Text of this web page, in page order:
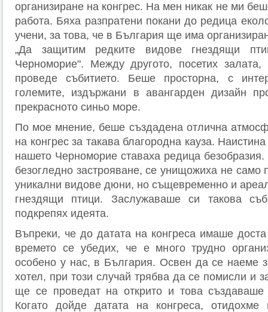
организиране на конгрес. На мен никак не ми
работа. Бяха разпратени покани до редица
учени, за това, че в България ще има
„Да защитим редките видове гнездящи
Черноморие". Между другото, посетих
проведе събитието. Беше просторна, с
големите, издържани в авангарден дизайн
прекрасното синьо море.
По мое мнение, беше създадена отлична
на конгрес за такава благородна кауза.
нашето Черноморие ставаха редица безобразия.
безогледно застрояване, се унищожиха не само
уникални видове дюни, но същевременно и
гнездящи птици. Заслужаваше си такова
подкрепях идеята.
Въпреки, че до датата на конгреса имаше
времето се убедих, че е много трудно
особено у нас, в България. Освен да се наеме
хотел, при този случай трябва да се помисли и
ще се проведат на открито и това създаваше
Когато дойде датата на конгреса,